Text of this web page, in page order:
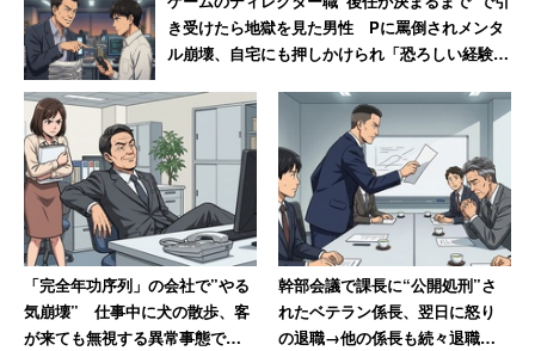
き受けたら地獄を見た男性 Pに罵倒されメンタ
ル崩壊、自宅にも押しかけられ「恐ろしい経験で
「完全年功序列」の会社で”やる
気崩壊” 仕事中に犬の散歩、客
が来ても無視する異常事態で
幹部会議で課長に“公開処刑”さ
れたベテラン係長、翌日に怒り
の退職→他の係長も続々退職し